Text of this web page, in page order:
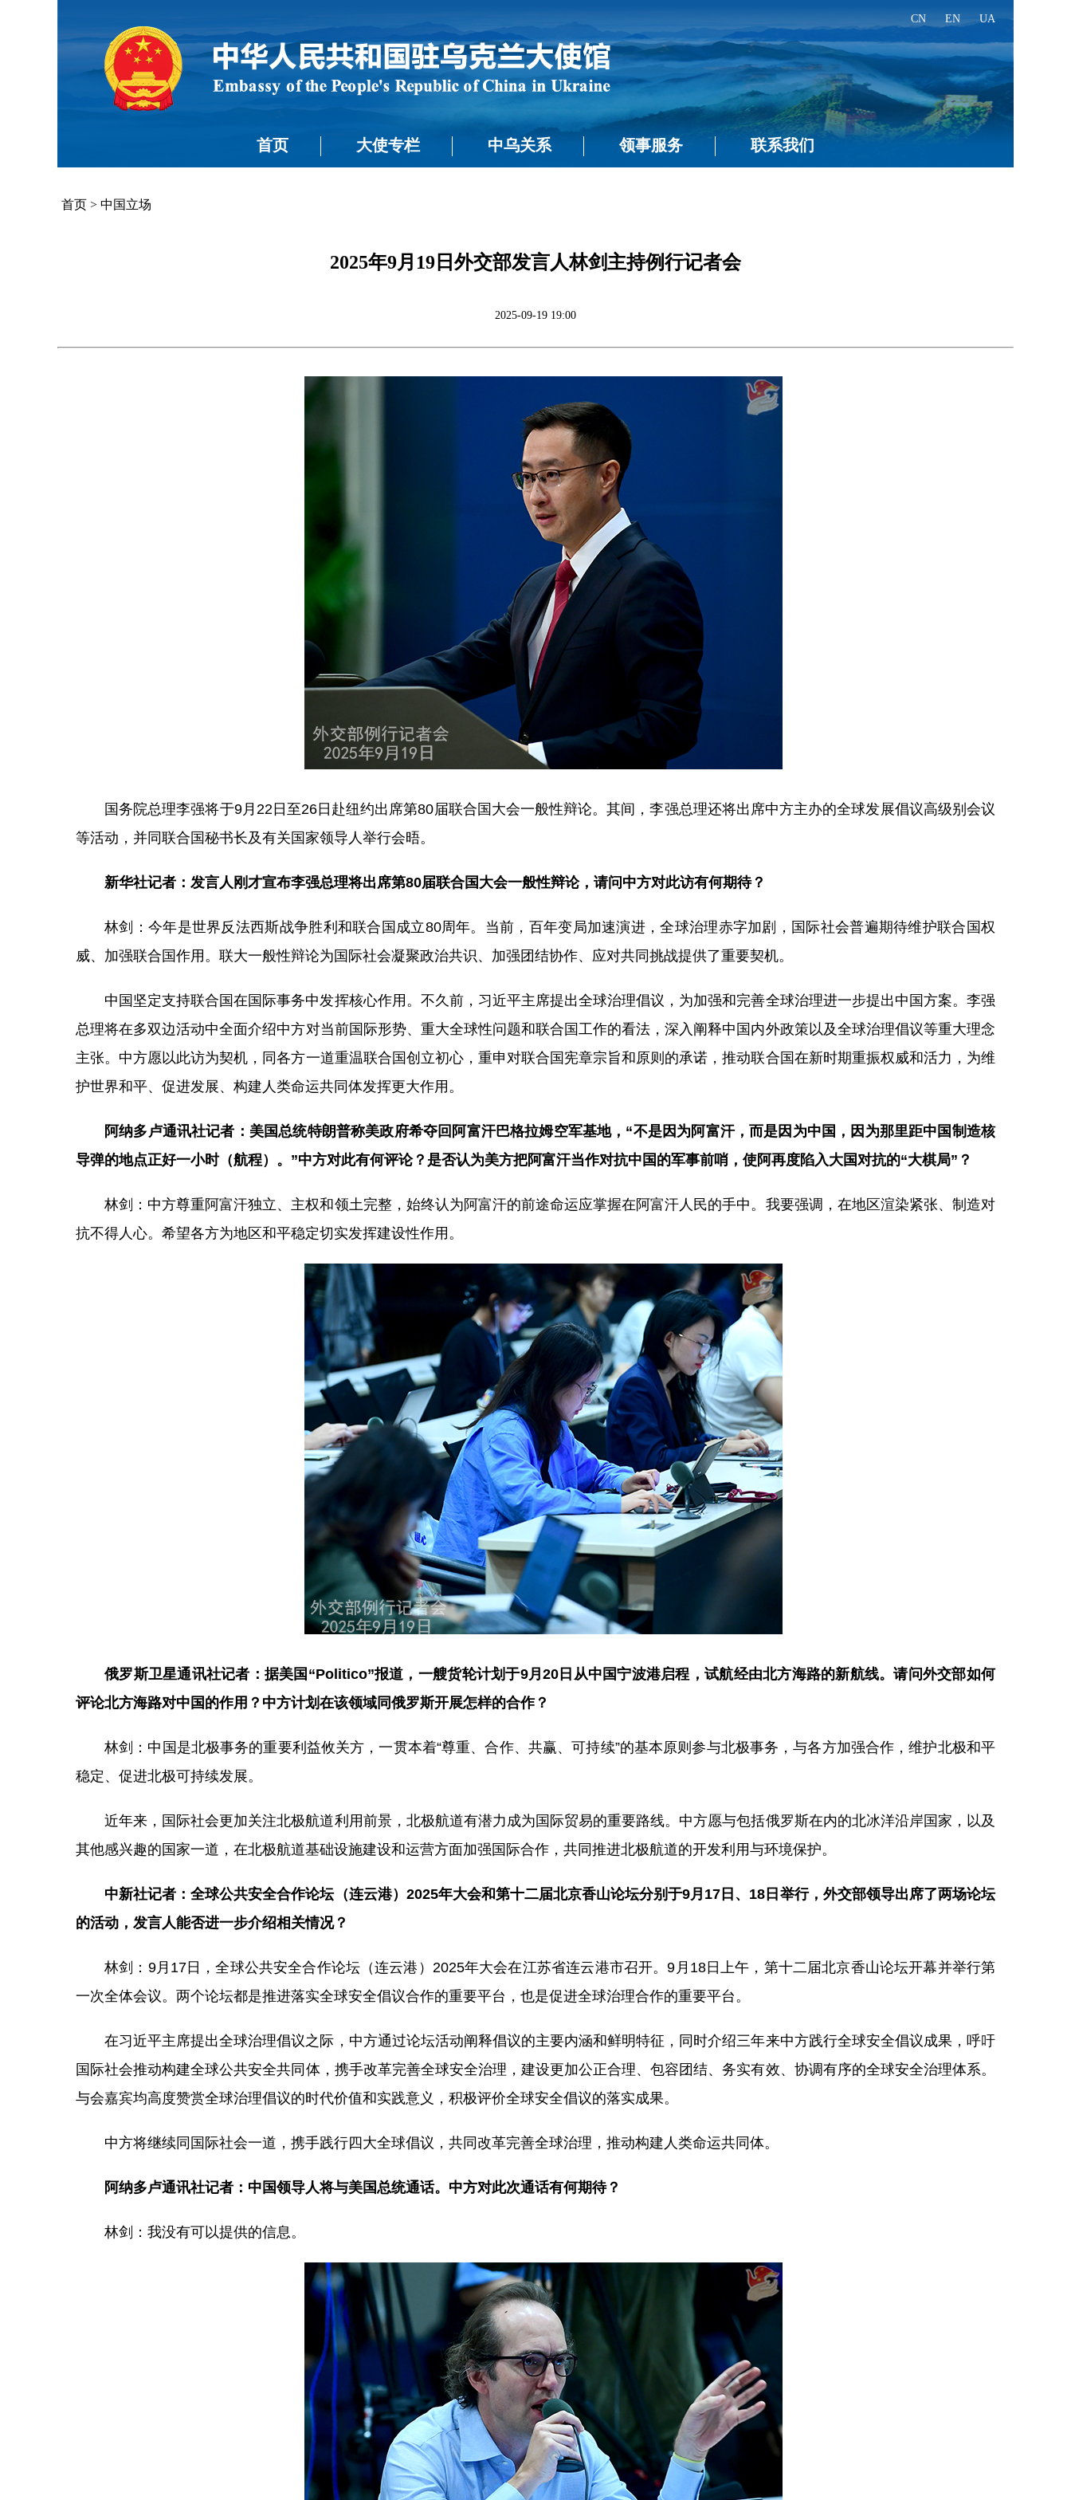
CN EN UA
首页 大使专栏 中乌关系 领事服务 联系我们
首页 > 中国立场
2025年9月19日外交部发言人林剑主持例行记者会
2025-09-19 19:00
国务院总理李强将于9月22日至26日赴纽约出席第80届联合国大会一般性辩论。其间，李强总理还将出席中方主办的全球发展倡议高级别会议
等活动，并同联合国秘书长及有关国家领导人举行会晤。
新华社记者：发言人刚才宣布李强总理将出席第80届联合国大会一般性辩论，请问中方对此访有何期待？
林剑：今年是世界反法西斯战争胜利和联合国成立80周年。当前，百年变局加速演进，全球治理赤字加剧，国际社会普遍期待维护联合国权
威、加强联合国作用。联大一般性辩论为国际社会凝聚政治共识、加强团结协作、应对共同挑战提供了重要契机。
中国坚定支持联合国在国际事务中发挥核心作用。不久前，习近平主席提出全球治理倡议，为加强和完善全球治理进一步提出中国方案。李强
总理将在多双边活动中全面介绍中方对当前国际形势、重大全球性问题和联合国工作的看法，深入阐释中国内外政策以及全球治理倡议等重大理念
主张。中方愿以此访为契机，同各方一道重温联合国创立初心，重申对联合国宪章宗旨和原则的承诺，推动联合国在新时期重振权威和活力，为维
护世界和平、促进发展、构建人类命运共同体发挥更大作用。
阿纳多卢通讯社记者：美国总统特朗普称美政府希夺回阿富汗巴格拉姆空军基地，“不是因为阿富汗，而是因为中国，因为那里距中国制造核
导弹的地点正好一小时（航程）。”中方对此有何评论？是否认为美方把阿富汗当作对抗中国的军事前哨，使阿再度陷入大国对抗的“大棋局”？
林剑：中方尊重阿富汗独立、主权和领土完整，始终认为阿富汗的前途命运应掌握在阿富汗人民的手中。我要强调，在地区渲染紧张、制造对
抗不得人心。希望各方为地区和平稳定切实发挥建设性作用。
俄罗斯卫星通讯社记者：据美国“Politico”报道，一艘货轮计划于9月20日从中国宁波港启程，试航经由北方海路的新航线。请问外交部如何
评论北方海路对中国的作用？中方计划在该领域同俄罗斯开展怎样的合作？
林剑：中国是北极事务的重要利益攸关方，一贯本着“尊重、合作、共赢、可持续”的基本原则参与北极事务，与各方加强合作，维护北极和平
稳定、促进北极可持续发展。
近年来，国际社会更加关注北极航道利用前景，北极航道有潜力成为国际贸易的重要路线。中方愿与包括俄罗斯在内的北冰洋沿岸国家，以及
其他感兴趣的国家一道，在北极航道基础设施建设和运营方面加强国际合作，共同推进北极航道的开发利用与环境保护。
中新社记者：全球公共安全合作论坛（连云港）2025年大会和第十二届北京香山论坛分别于9月17日、18日举行，外交部领导出席了两场论坛
的活动，发言人能否进一步介绍相关情况？
林剑：9月17日，全球公共安全合作论坛（连云港）2025年大会在江苏省连云港市召开。9月18日上午，第十二届北京香山论坛开幕并举行第
一次全体会议。两个论坛都是推进落实全球安全倡议合作的重要平台，也是促进全球治理合作的重要平台。
在习近平主席提出全球治理倡议之际，中方通过论坛活动阐释倡议的主要内涵和鲜明特征，同时介绍三年来中方践行全球安全倡议成果，呼吁
国际社会推动构建全球公共安全共同体，携手改革完善全球安全治理，建设更加公正合理、包容团结、务实有效、协调有序的全球安全治理体系。
与会嘉宾均高度赞赏全球治理倡议的时代价值和实践意义，积极评价全球安全倡议的落实成果。
中方将继续同国际社会一道，携手践行四大全球倡议，共同改革完善全球治理，推动构建人类命运共同体。
阿纳多卢通讯社记者：中国领导人将与美国总统通话。中方对此次通话有何期待？
林剑：我没有可以提供的信息。